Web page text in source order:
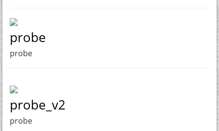
probe
probe
probe_v2
probe